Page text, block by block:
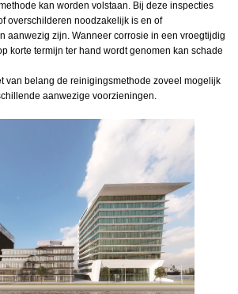
kan worden volstaan. Bij deze inspecties
overschilderen noodzakelijk is en of
aanwezig zijn. Wanneer corrosie in een vroegtijdig
korte termijn ter hand wordt genomen kan schade
van belang de reinigingsmethode zoveel mogelijk
aanwezige voorzieningen.